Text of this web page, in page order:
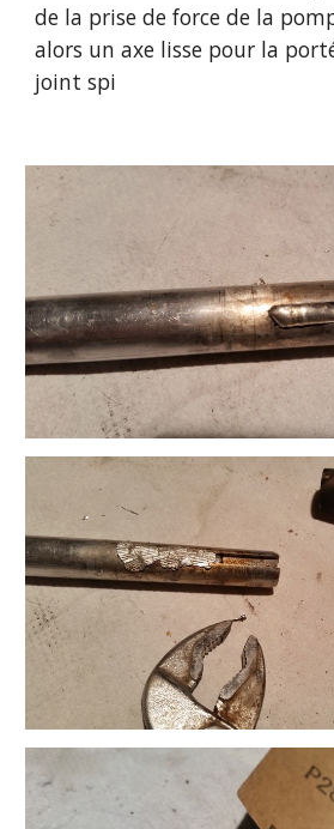
de la prise de force de la
alors un axe lisse pour la
joint spi